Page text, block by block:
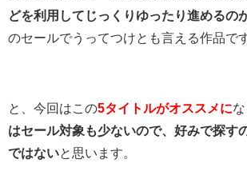
どを利用してじっくりゆったり進めるの
のセールでうってつけとも言える作品です
と、今回はこの5タイトルがオススメに
はセール対象も少ないので、好みで探す
ではないと思います。